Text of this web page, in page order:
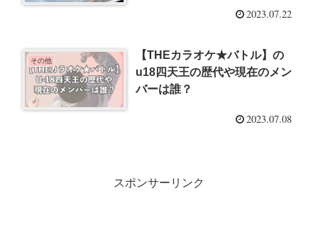
2023.07.22
その他
【THEカラオケ★バトル】の
u18四天王の歴代や現在のメン
バーは誰？
2023.07.08
スポンサーリンク